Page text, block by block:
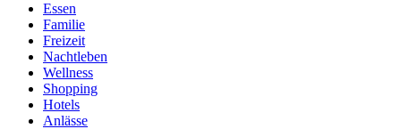
Essen
Familie
Freizeit
Nachtleben
Wellness
Shopping
Hotels
Anlässe